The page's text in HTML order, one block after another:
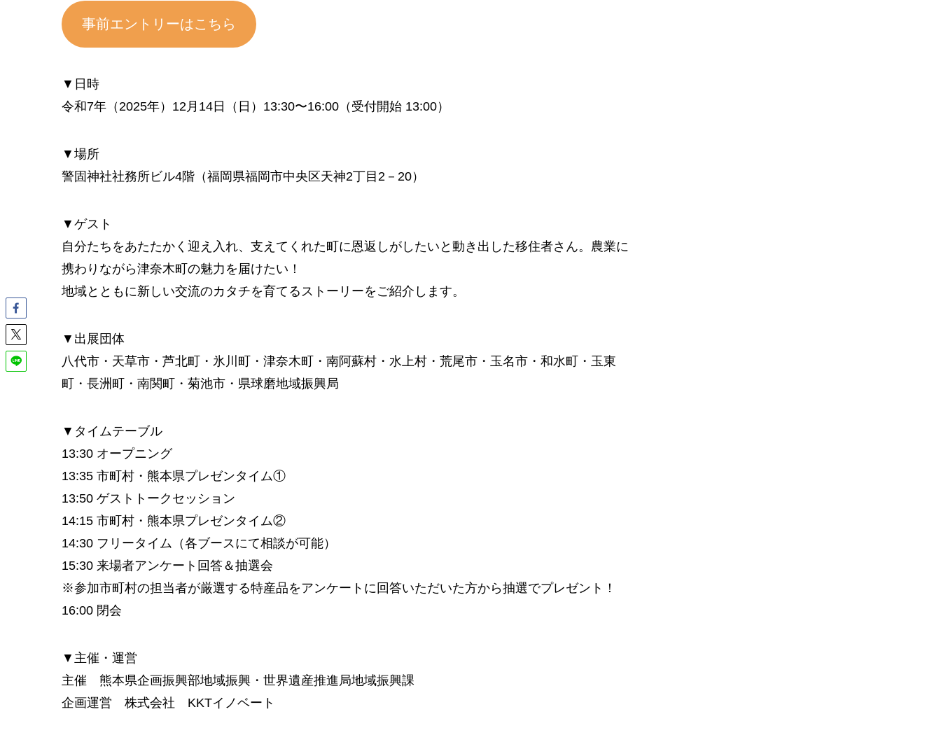
事前エントリーはこちら
▼日時
令和7年（2025年）12月14日（日）13:30〜16:00（受付開始 13:00）
▼場所
警固神社社務所ビル4階​（福岡県福岡市中央区天神2丁目2－20）
▼ゲスト
自分たちをあたたかく迎え入れ、支えてくれた町に恩返しがしたいと動き出した移住者さん。農業に
携わりながら津奈木町の魅力を届けたい！
地域とともに新しい交流のカタチを育てるストーリーをご紹介します。
▼出展団体
八代市・天草市・芦北町・氷川町・津奈木町・南阿蘇村・水上村・荒尾市・玉名市・和水町・玉東
町・長洲町・南関町・菊池市・県球磨地域振興局
▼タイムテーブル
13:30 オープニング
13:35 市町村・熊本県プレゼンタイム①
13:50 ゲストトークセッション
14:15 市町村・熊本県プレゼンタイム②
14:30 フリータイム（各ブースにて相談が可能）
15:30 来場者アンケート回答＆抽選会
※参加市町村の担当者が厳選する特産品をアンケートに回答いただいた方から抽選でプレゼント！
16:00 閉会
▼主催・運営
主催 熊本県企画振興部地域振興・世界遺産推進局地域振興課
企画運営 株式会社 KKTイノベート